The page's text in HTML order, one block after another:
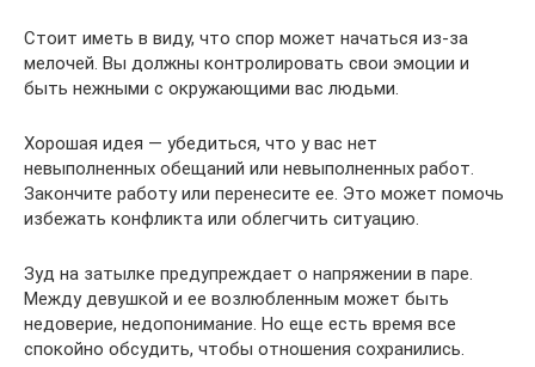
Стоит иметь в виду, что спор может начаться из-за
мелочей. Вы должны контролировать свои эмоции и
быть нежными с окружающими вас людьми.
Хорошая идея — убедиться, что у вас нет
невыполненных обещаний или невыполненных работ.
Закончите работу или перенесите ее. Это может помочь
избежать конфликта или облегчить ситуацию.
Зуд на затылке предупреждает о напряжении в паре.
Между девушкой и ее возлюбленным может быть
недоверие, недопонимание. Но еще есть время все
спокойно обсудить, чтобы отношения сохранились.